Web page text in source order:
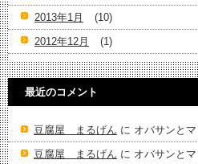
2013年1月
(10)
2012年12月
(1)
最近のコメント
豆腐屋 まるげん に オバサンと
豆腐屋 まるげん に オバサンと